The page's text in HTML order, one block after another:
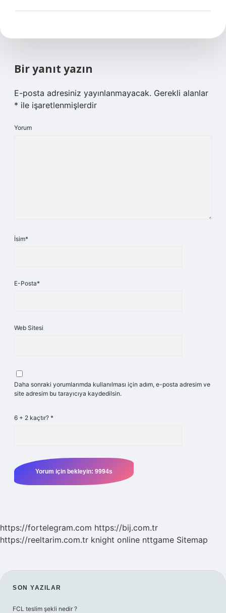
Bir yanıt yazın
E-posta adresiniz yayınlanmayacak. Gerekli alanlar
* ile işaretlenmişlerdir
Yorum
İsim*
E-Posta*
Web Sitesi
Daha sonraki yorumlarımda kullanılması için adım, e-posta adresim ve
site adresim bu tarayıcıya kaydedilsin.
6 + 2 kaçtır? *
https://fortelegram.com https://bij.com.tr
https://reeltarim.com.tr knight online nttgame Sitemap
SIDEBAR
SON YAZILAR
FCL teslim şekli nedir ?